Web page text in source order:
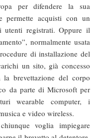
per difendere la sua
permette acquisti con un
registrati. Oppure il
normalmente usata
di installazione del
un sito, già concesso
brevettazione del corpo
da parte di Microsoft per
wearable computer, i
e video wireless.
voglia impiegare